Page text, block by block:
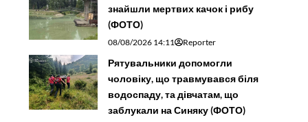
знайшли мертвих качок і рибу
(ФОТО)
08/08/2026 14:11 Reporter
Рятувальники допомогли
чоловіку, що травмувався біля
водоспаду, та дівчатам, що
заблукали на Синяку (ФОТО)